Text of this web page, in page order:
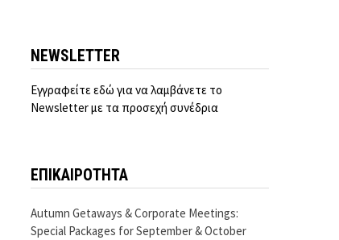
NEWSLETTER
Εγγραφείτε εδώ για να λαμβάνετε το
Newsletter με τα προσεχή συνέδρια
ΕΠΙΚΑΙΡΟΤΗΤΑ
Autumn Getaways & Corporate Meetings:
Special Packages for September & October